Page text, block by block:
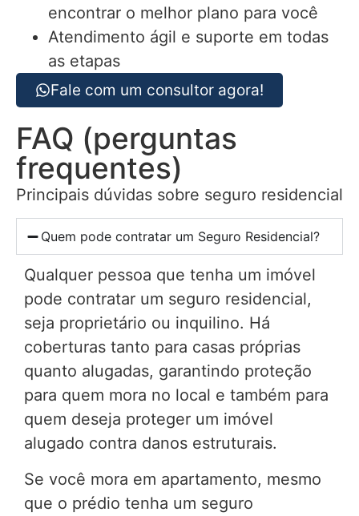
encontrar o melhor plano para você
Atendimento ágil e suporte em todas
as etapas
Fale com um consultor agora!
FAQ (perguntas
frequentes)
Principais dúvidas sobre seguro residencial
Quem pode contratar um Seguro Residencial?
Qualquer pessoa que tenha um imóvel
pode contratar um seguro residencial,
seja proprietário ou inquilino. Há
coberturas tanto para casas próprias
quanto alugadas, garantindo proteção
para quem mora no local e também para
quem deseja proteger um imóvel
alugado contra danos estruturais.
Se você mora em apartamento, mesmo
que o prédio tenha um seguro